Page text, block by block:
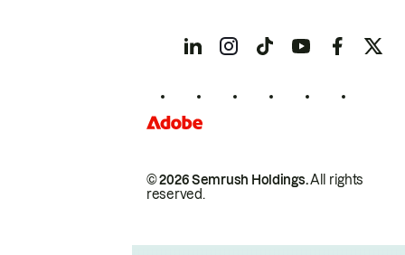
© 2026 Semrush Holdings.All rights
reserved.